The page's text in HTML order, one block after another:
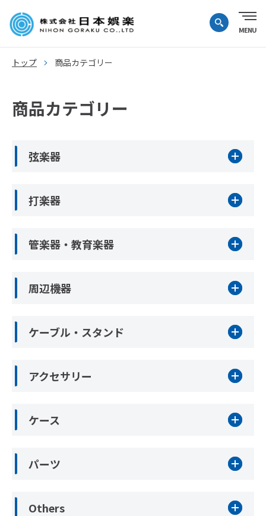
トップ 商品カテゴリー
商品カテゴリー
弦楽器
打楽器
管楽器・教育楽器
周辺機器
ケーブル・スタンド
アクセサリー
ケース
パーツ
Others